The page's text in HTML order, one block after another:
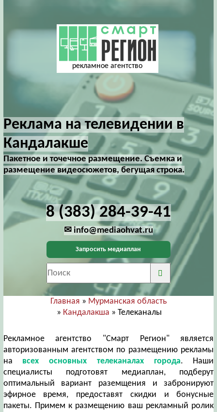
рекламное агентство
Реклама на телевидении в
Кандалакше
Пакетное и точечное размещение. Съемка и
размещение видеосюжетов, бегущая строка.
8 (383) 284-39-41
✉ info@mediaohvat.ru
Запросить медиаплан
Главная » Мурманская область
» Кандалакша » Телеканалы
Рекламное агентство "Смарт Регион" является
авторизованным агентством по размещению рекламы
на всех основных телеканалах города. Наши
специалисты подготовят медиаплан, подберут
оптимальный вариант раземщения и забронируют
эфирное время, предоставят скидки и бонусные
пакеты. Примем к размещению ваш рекламный ролик